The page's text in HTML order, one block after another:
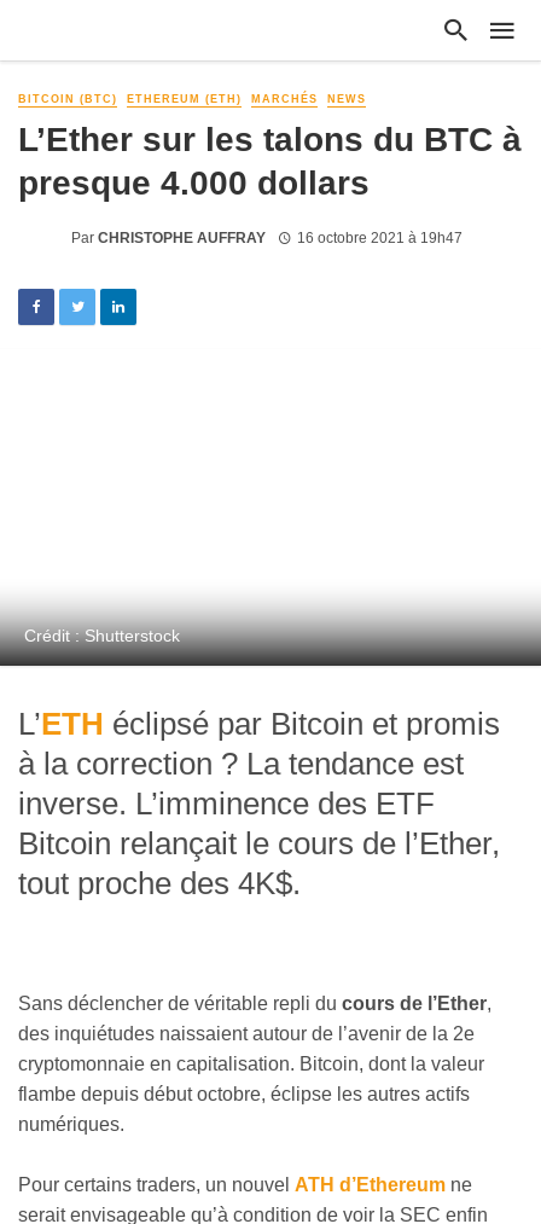
BITCOIN (BTC) ETHEREUM (ETH) MARCHÉS NEWS
L’Ether sur les talons du BTC à
presque 4.000 dollars
Par CHRISTOPHE AUFFRAY 16 octobre 2021 à 19h47
Crédit : Shutterstock
L’ETH éclipsé par Bitcoin et promis
à la correction ? La tendance est
inverse. L’imminence des ETF
Bitcoin relançait le cours de l’Ether,
tout proche des 4K$.
Sans déclencher de véritable repli du cours de l’Ether,
des inquiétudes naissaient autour de l’avenir de la 2e
cryptomonnaie en capitalisation. Bitcoin, dont la valeur
flambe depuis début octobre, éclipse les autres actifs
numériques.
Pour certains traders, un nouvel ATH d’Ethereum ne
serait envisageable qu’à condition de voir la SEC enfin